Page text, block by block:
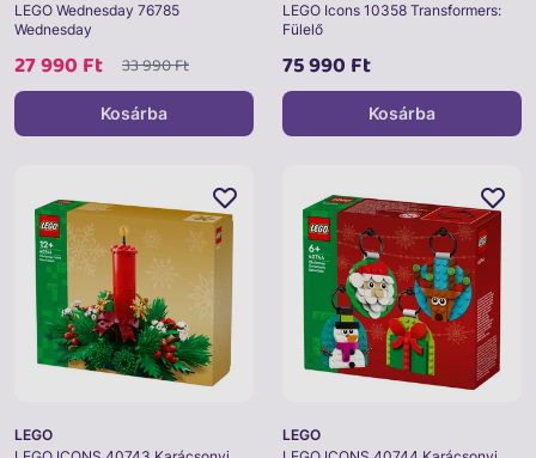
LEGO Wednesday 76785
Wednesday
27 990 Ft 33 990 Ft
Kosárba
LEGO Icons 10358 Transformers:
Fülelő
75 990 Ft
Kosárba
LEGO
LEGO